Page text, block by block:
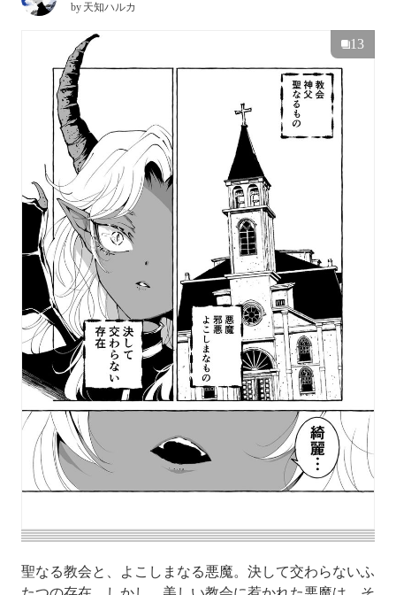
by 天知ハルカ
13
聖なる教会と、よこしまなる悪魔。決して交わらないふ